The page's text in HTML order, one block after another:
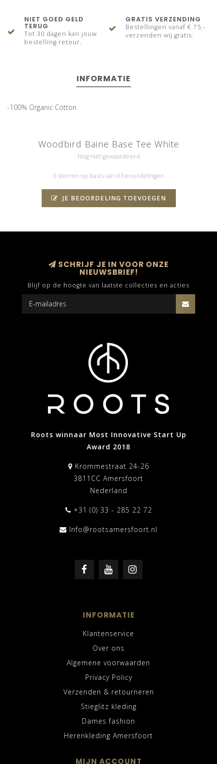
NIET GOED GELD
TERUG
Tot 30 dagen kan jouw
bestelling retour.
GRATIS VERZENDING
Bestellingen vanaf € 75,-
verzenden wij gratis.
INFORMATIE
-100% Organic Cotton
Woodbird Baine Base Tee White
Nog niet gewaardeerd
0 sterren op basis van 0 beoordelingen
JE BEOORDELING TOEVOEGEN
SCHRIJF JE IN VOOR ONZE
NIEUWSBRIEF!
Blijf op de hoogte van laatste collecties en acties
Roots winnaar Most Innovative Start Up
Award 2018
Krommestraat 24-26
3811CC Amersfoort
Nederland
+31 (0) 33 - 285 22 72
Info@rootsamersfoort.nl
INFORMATIE
Klantenservice
Over ons
Algemene voorwaarden
Privacy Policy
Verzenden & retourneren
Stieglitz kleding
Dames fashion
Herenkleding Amersfoort
MIJN ACCOUNT